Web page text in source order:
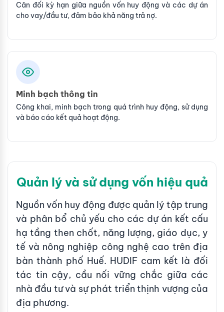
Cân đối kỳ hạn giữa nguồn vốn huy động và các dự án
cho vay/đầu tư, đảm bảo khả năng trả nợ.
Minh bạch thông tin
Công khai, minh bạch trong quá trình huy động, sử dụng
và báo cáo kết quả hoạt động.
Quản lý và sử dụng vốn hiệu quả
Nguồn vốn huy động được quản lý tập trung
và phân bổ chủ yếu cho các dự án kết cấu
hạ tầng then chốt, năng lượng, giáo dục, y
tế và nông nghiệp công nghệ cao trên địa
bàn thành phố Huế. HUDIF cam kết là đối
tác tin cậy, cầu nối vững chắc giữa các
nhà đầu tư và sự phát triển thịnh vượng của
địa phương.